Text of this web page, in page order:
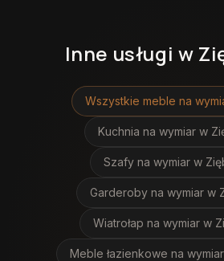
Inne usługi w
Wszystkie meble na
Kuchnia na wymiar w
Szafy na wymiar w
Garderoby na wymiar w
Wiatrołap na wymiar w
Meble łazienkowe na wymiar